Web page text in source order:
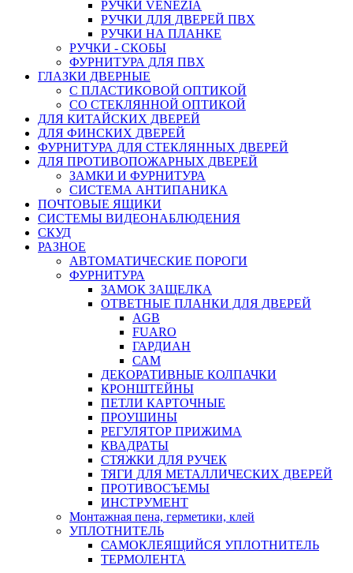
РУЧКИ VENEZIA
РУЧКИ ДЛЯ ДВЕРЕЙ ПВХ
РУЧКИ НА ПЛАНКЕ
РУЧКИ - СКОБЫ
ФУРНИТУРА ДЛЯ ПВХ
ГЛАЗКИ ДВЕРНЫЕ
С ПЛАСТИКОВОЙ ОПТИКОЙ
СО СТЕКЛЯННОЙ ОПТИКОЙ
ДЛЯ КИТАЙСКИХ ДВЕРЕЙ
ДЛЯ ФИНСКИХ ДВЕРЕЙ
ФУРНИТУРА ДЛЯ СТЕКЛЯННЫХ ДВЕРЕЙ
ДЛЯ ПРОТИВОПОЖАРНЫХ ДВЕРЕЙ
ЗАМКИ И ФУРНИТУРА
СИСТЕМА АНТИПАНИКА
ПОЧТОВЫЕ ЯЩИКИ
СИСТЕМЫ ВИДЕОНАБЛЮДЕНИЯ
СКУД
РАЗНОЕ
АВТОМАТИЧЕСКИЕ ПОРОГИ
ФУРНИТУРА
ЗАМОК ЗАЩЕЛКА
ОТВЕТНЫЕ ПЛАНКИ ДЛЯ ДВЕРЕЙ
AGB
FUARO
ГАРДИАН
САМ
ДЕКОРАТИВНЫЕ КОЛПАЧКИ
КРОНШТЕЙНЫ
ПЕТЛИ КАРТОЧНЫЕ
ПРОУШИНЫ
РЕГУЛЯТОР ПРИЖИМА
КВАДРАТЫ
СТЯЖКИ ДЛЯ РУЧЕК
ТЯГИ ДЛЯ МЕТАЛЛИЧЕСКИХ ДВЕРЕЙ
ПРОТИВОСЪЕМЫ
ИНСТРУМЕНТ
Монтажная пена, герметики, клей
УПЛОТНИТЕЛЬ
САМОКЛЕЯЩИЙСЯ УПЛОТНИТЕЛЬ
ТЕРМОЛЕНТА